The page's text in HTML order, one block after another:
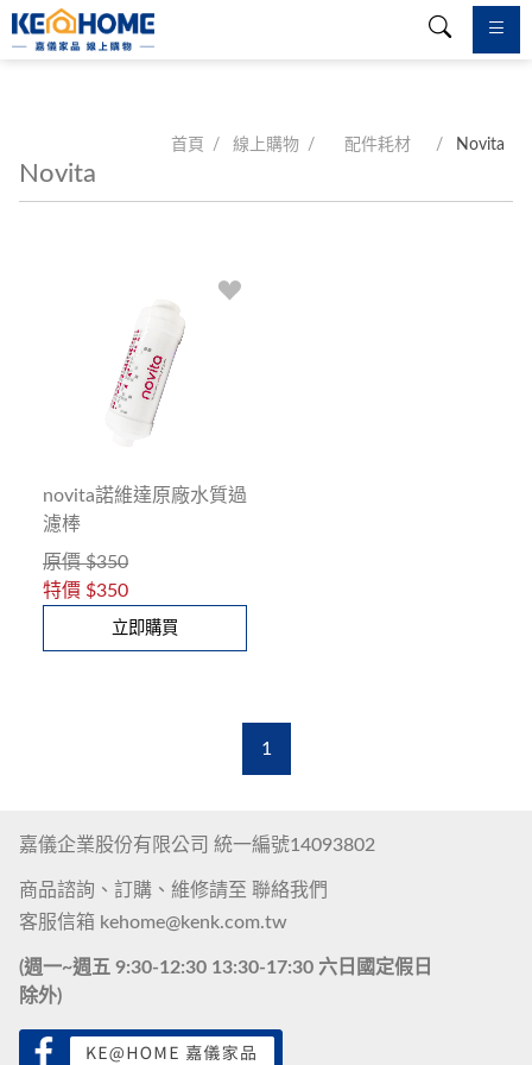
首頁 線上購物 配件耗材 Novita
Novita
novita諾維達原廠水質過
濾棒
原價 $350
特價 $350
立即購買
1
嘉儀企業股份有限公司 統一編號14093802
商品諮詢、訂購、維修請至 聯絡我們
客服信箱 kehome@kenk.com.tw
(週一~週五 9:30-12:30 13:30-17:30 六日國定假日
除外)